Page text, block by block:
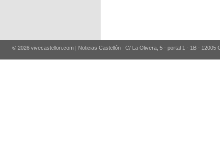
© 2026 vivecastellon.com | Noticias Castellón | C/ La Olivera, 5 - portal 1 - 1B - 12005